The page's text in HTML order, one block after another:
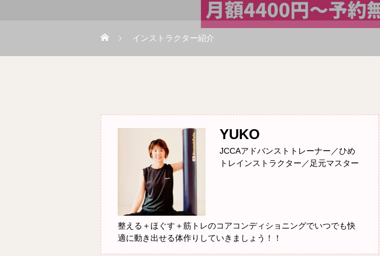
インストラクター紹介
YUKO
JCCAアドバンストトレーナー／ひめ
トレインストラクター／足元マスター
整える＋ほぐす＋筋トレのコアコンディショニングでいつでも快
適に動き出せる体作りしていきましょう！！